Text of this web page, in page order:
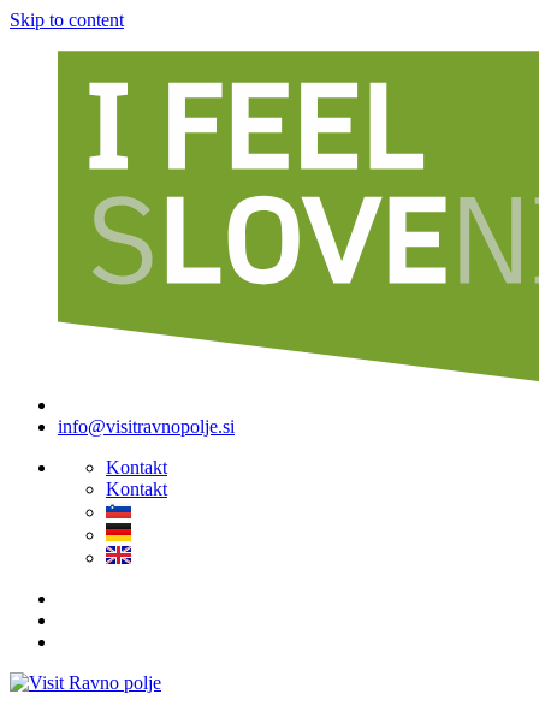
Skip to content
info@visitravnopolje.si
Kontakt
Kontakt